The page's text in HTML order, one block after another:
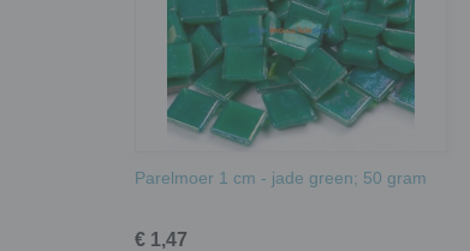
Parelmoer 1 cm - jade green; 50 gram
€ 1,47